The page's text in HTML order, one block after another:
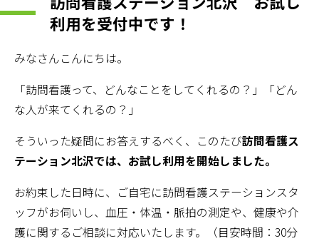
利用を受付中です！
みなさんこんにちは。
「訪問看護って、どんなことをしてくれるの？」「どん
な人が来てくれるの？」
そういった疑問にお答えするべく、このたび訪問看護ス
テーション北沢では、お試し利用を開始しました。
お約束した日時に、ご自宅に訪問看護ステーションスタ
ッフがお伺いし、血圧・体温・脈拍の測定や、健康や介
護に関するご相談に対応いたします。（目安時間：30分